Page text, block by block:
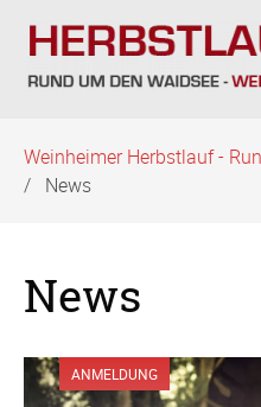
überspringen
Weinheimer Herbstlauf -
News
News
ANMELDUNG